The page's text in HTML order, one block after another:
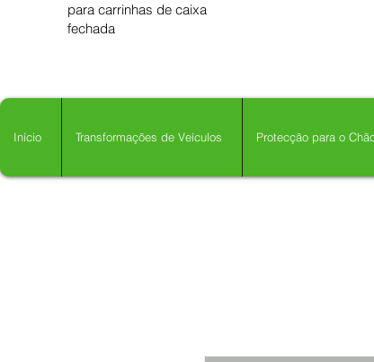
para carrinhas de caixa
fechada
Início Transformações de Veículos Protecção para o